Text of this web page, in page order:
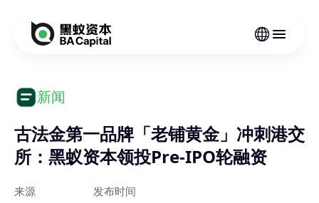
新闻
古法金第一品牌「老铺黄金」冲刺港交
所：黑蚁资本领投Pre-IPO轮融资
来源
发布时间